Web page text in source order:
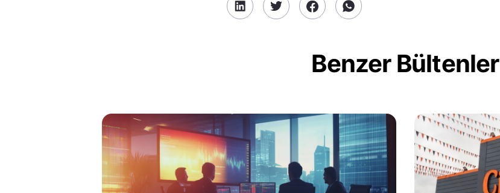
Benzer Bültenler